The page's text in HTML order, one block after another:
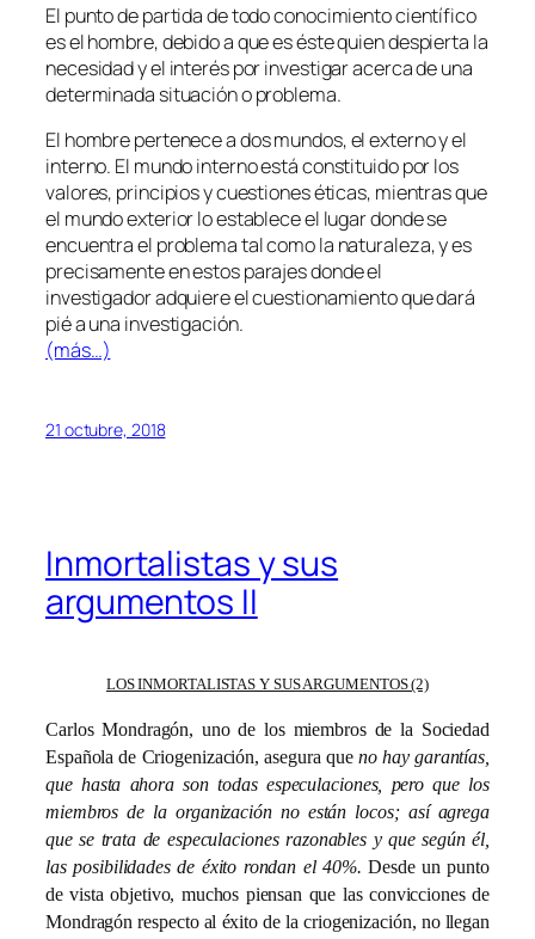
El punto de partida de todo conocimiento científico
es el hombre, debido a que es éste quien despierta la
necesidad y el interés por investigar acerca de una
determinada situación o problema.
El hombre pertenece a dos mundos, el externo y el
interno. El mundo interno está constituido por los
valores, principios y cuestiones éticas, mientras que
el mundo exterior lo establece el lugar donde se
encuentra el problema tal como la naturaleza, y es
precisamente en estos parajes donde el
investigador adquiere el cuestionamiento que dará
pié a una investigación.
(más…)
21 octubre, 2018
Inmortalistas y sus
argumentos II
LOS INMORTALISTAS Y SUS ARGUMENTOS (2)
Carlos Mondragón, uno de los miembros de la Sociedad
Española de Criogenización, asegura que no hay garantías,
que hasta ahora son todas especulaciones, pero que los
miembros de la organización no están locos; así agrega
que se trata de especulaciones razonables y que según él,
las posibilidades de éxito rondan el 40%. Desde un punto
de vista objetivo, muchos piensan que las convicciones de
Mondragón respecto al éxito de la criogenización, no llegan